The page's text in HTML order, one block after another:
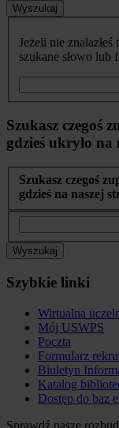
Wyszukaj
Jeżeli nie znalazłeś
szukane słowo lub
Szukasz czegoś
gdzieś ukryło na
Szukasz czegoś
gdzieś na naszej
Wyszukaj
Szybkie linki
Wirtualna
Mój USWPS
Poczta
Formularz
Biuletyn
Katalog
Dostęp do baz
Sprawdź nasze